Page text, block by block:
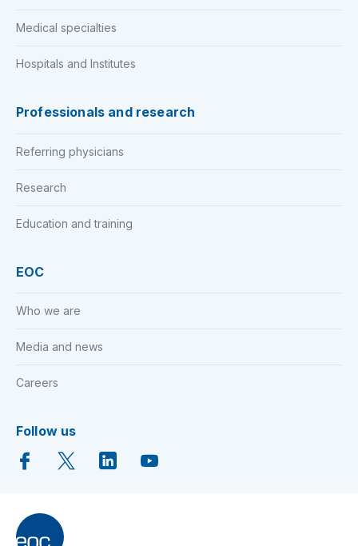
Medical specialties
Hospitals and Institutes
Professionals and research
Referring physicians
Research
Education and training
EOC
Who we are
Media and news
Careers
Follow us